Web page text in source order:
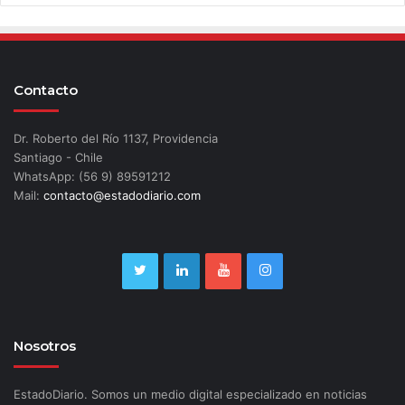
Contacto
Dr. Roberto del Río 1137, Providencia
Santiago - Chile
WhatsApp: (56 9) 89591212
Mail: contacto@estadodiario.com
Nosotros
EstadoDiario. Somos un medio digital especializado en noticias